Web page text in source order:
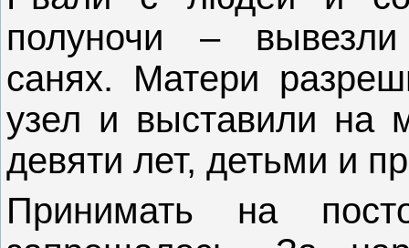
полуночи – вывезли
санях. Матери
узел и выставили на
девяти лет, детьми и
Принимать на